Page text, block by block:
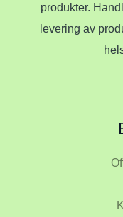
produkter.
levering av